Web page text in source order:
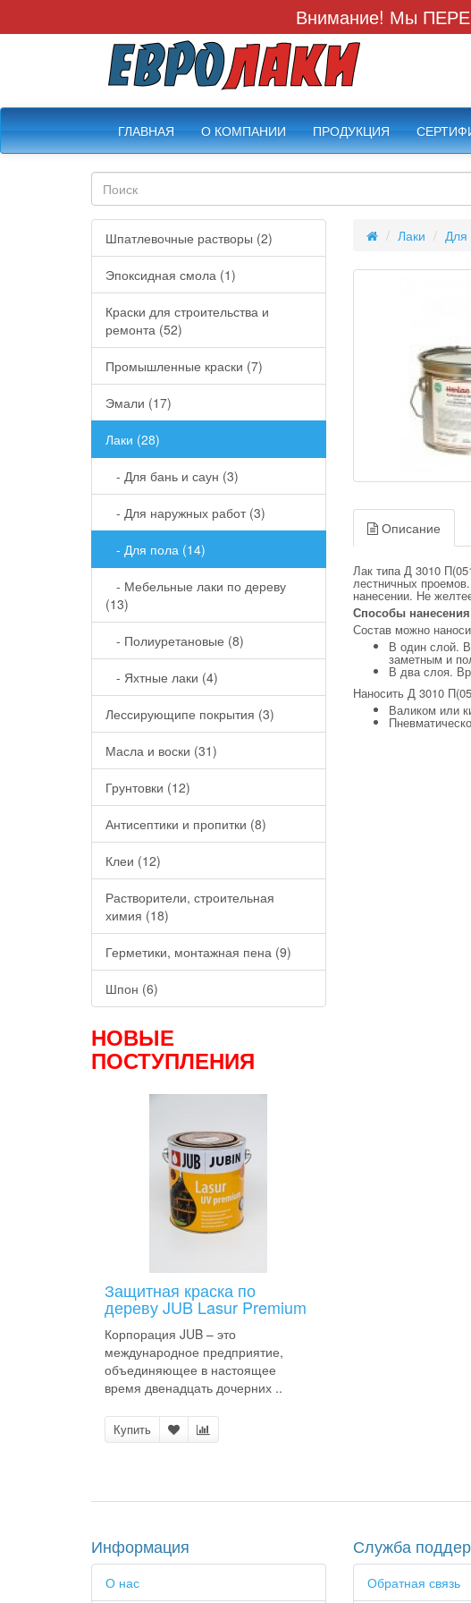
Внимание! Мы
ГЛАВНАЯ О КОМПАНИИ ПРОДУКЦИЯ
Шпатлевочные растворы (2)
Эпоксидная смола (1)
Краски для строительства и
ремонта (52)
Промышленные краски (7)
Эмали (17)
Лаки (28)
- Для бань и саун (3)
- Для наружных работ (3)
- Для пола (14)
- Мебельные лаки по дереву
(13)
- Полиуретановые (8)
- Яхтные лаки (4)
Лессирующипе покрытия (3)
Масла и воски (31)
Грунтовки (12)
Антисептики и пропитки (8)
Клеи (12)
Растворители, строительная
химия (18)
Герметики, монтажная пена (9)
Шпон (6)
НОВЫЕ
ПОСТУПЛЕНИЯ
Защитная краска по
дереву JUB Lasur Premium
Корпорация JUB – это
международное предприятие,
объединяющее в настоящее
время двенадцать дочерних ..
Купить
Лаки Для
Описание
Лак типа Д 3010
лестничных
нанесении. Не
Способы
Состав можно
В один слой.
заметным и
В два слоя.
Наносить Д 3010
Валиком или
Информация
О нас
Служба
Обратная связь